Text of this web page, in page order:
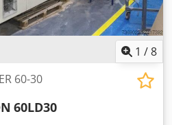
1 /8
60-30
60LD30